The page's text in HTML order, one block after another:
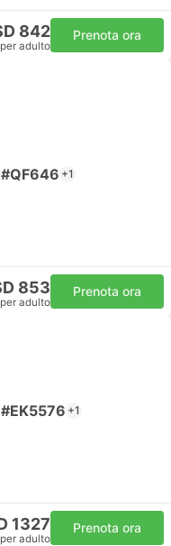
842
per adulto
Prenota ora
+1
853
per adulto
Prenota ora
+1
1327
per adulto
Prenota ora